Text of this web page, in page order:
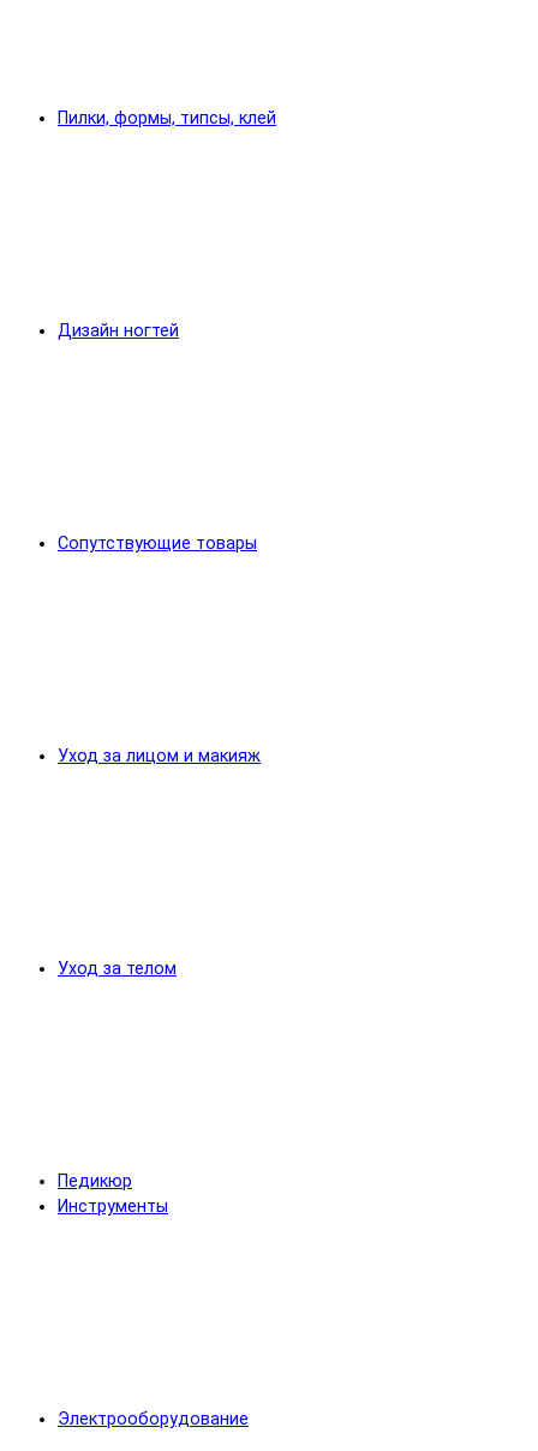
Пилки, формы, типсы, клей
Дизайн ногтей
Сопутствующие товары
Уход за лицом и макияж
Уход за телом
Педикюр
Инструменты
Электрооборудование